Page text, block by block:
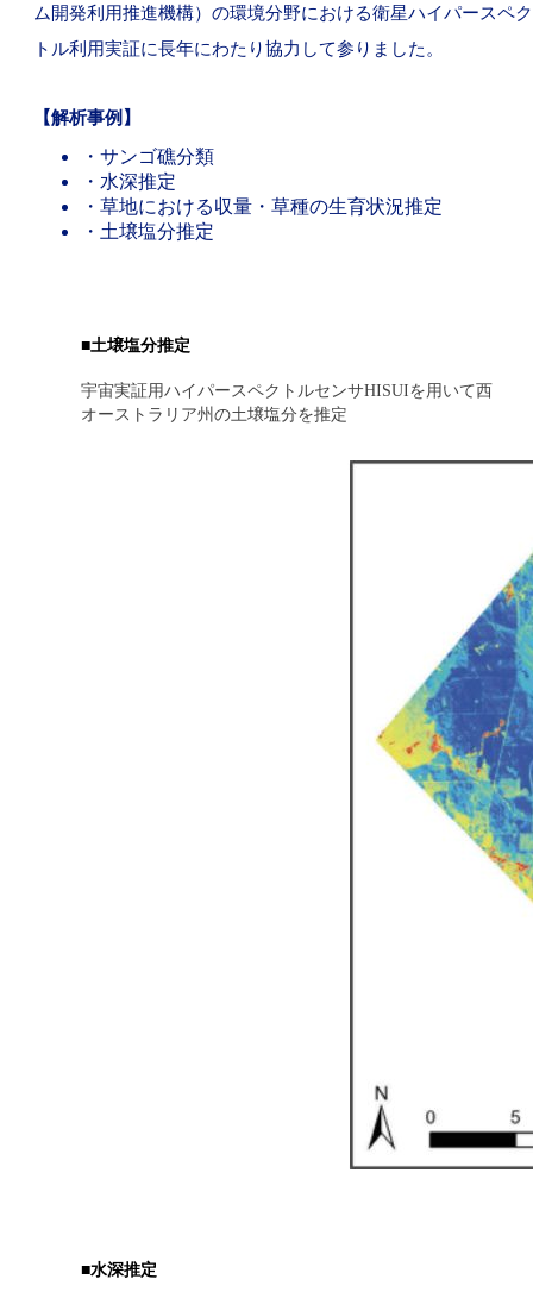
ム開発利用推進機構）の環境分野における衛星ハイパースペク
トル利用実証に長年にわたり協力して参りました。
【解析事例】
・サンゴ礁分類
・水深推定
・草地における収量・草種の生育状況推定
・土壌塩分推定
■土壌塩分推定
宇宙実証用ハイパースペクトルセンサHISUIを用いて西
オーストラリア州の土壌塩分を推定
■水深推定